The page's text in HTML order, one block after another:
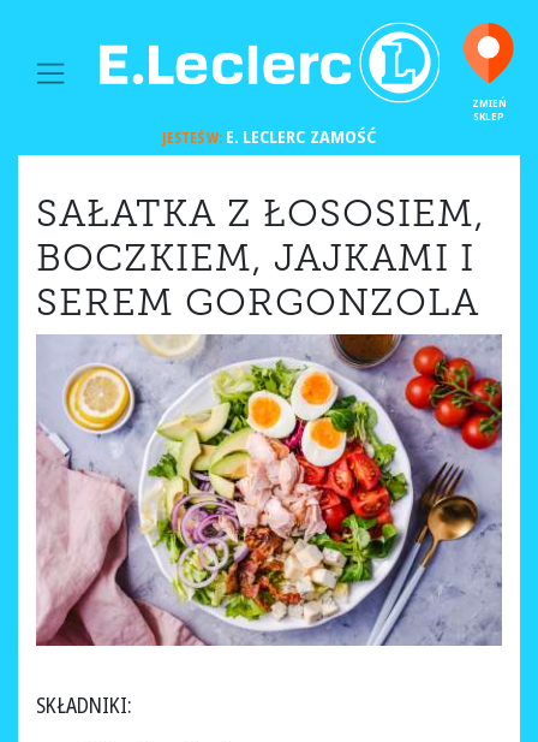
MAIN NAVIGATION
ZMIEŃ
SKLEP
JESTEŚ W: E. LECLERC ZAMOŚĆ
SAŁATKA Z ŁOSOSIEM,
BOCZKIEM, JAJKAMI I
SEREM GORGONZOLA
SKŁADNIKI: